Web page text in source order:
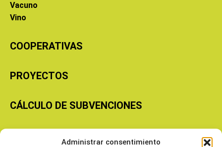
Administrar consentimiento
Vacuno
Vino
COOPERATIVAS
PROYECTOS
CÁLCULO DE SUBVENCIONES